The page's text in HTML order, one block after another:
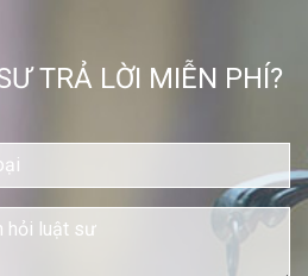
TRẢ LỜI MIỄN PHÍ?